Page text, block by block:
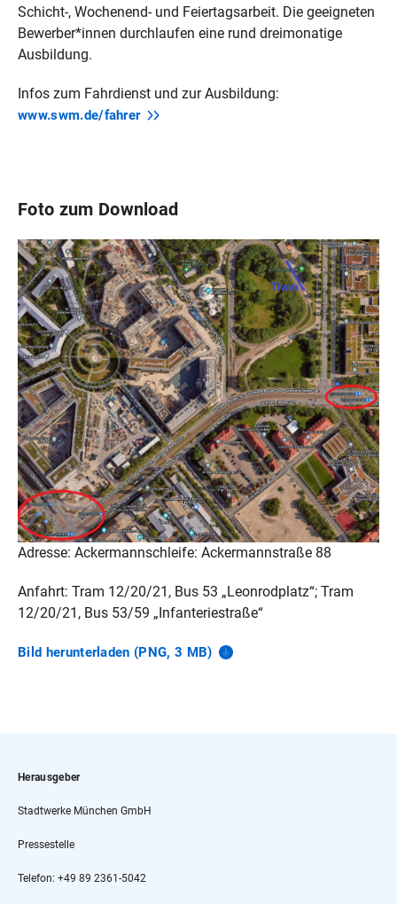
Schicht-, Wochenend- und Feiertagsarbeit. Die geeigneten
Bewerber*innen durchlaufen eine rund dreimonatige
Ausbildung.
Infos zum Fahrdienst und zur Ausbildung:
www.swm.de/fahrer
Foto zum Download
Adresse: Ackermannschleife: Ackermannstraße 88
Anfahrt: Tram 12/20/21, Bus 53 „Leonrodplatz“; Tram
12/20/21, Bus 53/59 „Infanteriestraße“
Bild herunterladen (PNG, 3 MB)
Herausgeber
Stadtwerke München GmbH
Pressestelle
Telefon: +49 89 2361-5042